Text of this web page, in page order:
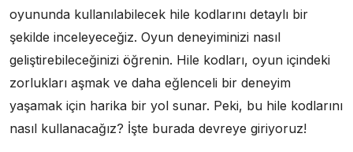
oyununda kullanılabilecek hile kodlarını detaylı bir
şekilde inceleyeceğiz. Oyun deneyiminizi nasıl
geliştirebileceğinizi öğrenin. Hile kodları, oyun içindeki
zorlukları aşmak ve daha eğlenceli bir deneyim
yaşamak için harika bir yol sunar. Peki, bu hile kodlarını
nasıl kullanacağız? İşte burada devreye giriyoruz!